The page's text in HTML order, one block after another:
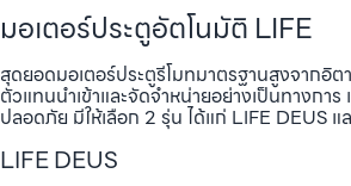
มอเตอร์ประตูอัตโนมัติ LIFE
สุดยอดมอเตอร์ประตูรีโมทมาตรฐานสูงจากอิต
ตัวแทนนำเข้าและจัดจำหน่ายอย่างเป็นทางกา
ปลอดภัย มีให้เลือก 2 รุ่น ได้แก่ LIFE DEUS แ
LIFE DEUS